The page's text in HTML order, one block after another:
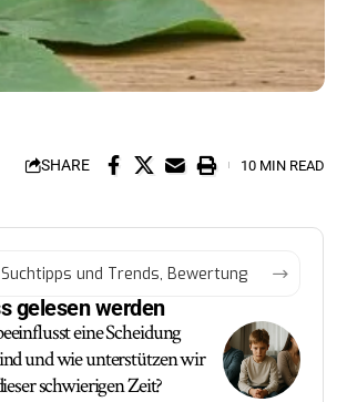
SHARE 10 MIN READ
gelesen werden
eine Scheidung
und wie unterstützen wir
schwierigen Zeit?